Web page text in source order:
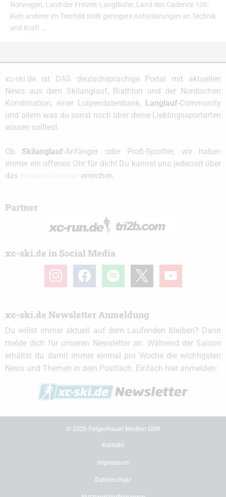
Norwegen, Land der Freizeit-Langläufer, Land des Cadence 100.
Kein anderer im Testfeld stellt geringere Anforderungen an Technik
und Kraft …
xc-ski.de ist DAS deutschsprachige Portal mit aktuellen
News aus dem Skilanglauf, Biathlon und der Nordischen
Kombination, einer Loipendatenbank, Langlauf-Community
und allem was du sonst noch über deine Lieblingssportarten
wissen solltest.
Ob Skilanglauf-Anfänger oder Profi-Sportler, wir haben
immer ein offenes Ohr für dich! Du kannst uns jederzeit über
das
erreichen.
Partner
xc-ski.de in Social Media
instagramfacebook spotify youtube
xc-ski.de Newsletter Anmeldung
Du willst immer aktuell auf dem Laufenden bleiben? Dann
melde dich für unseren Newsletter an. Während der Saison
erhältst du damit immer einmal pro Woche die wichtigsten
News und Themen in dein Postfach. Einfach hier anmelden:
© 2026 Felgenhauer Medien GbR
Kontakt
Impressum
Datenschutz